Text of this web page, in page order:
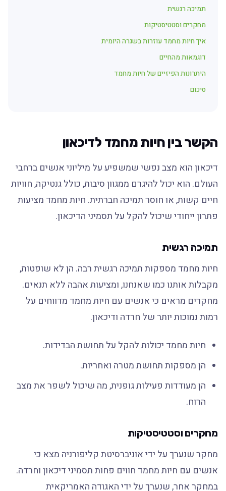
תמיכה רגשית
מחקרים וסטטיסטיקות
איך חיות מחמד עוזרות בשגרה היומית
דוגמאות מהחיים
היתרונות הפיזיים של חיות מחמד
סיכום
הקשר בין חיות מחמד לדיכאון
דיכאון הוא מצב נפשי שמשפיע על מיליוני אנשים ברחבי
העולם. הוא יכול להיגרם ממגוון סיבות, כולל גנטיקה, חוויות
חיים קשות, או חוסר תמיכה חברתית. חיות מחמד מציעות
פתרון ייחודי שיכול להקל על תסמיני הדיכאון.
תמיכה רגשית
חיות מחמד מספקות תמיכה רגשית רבה. הן לא שופטות,
מקבלות אותנו כמו שאנחנו, ומציעות אהבה ללא תנאים.
מחקרים מראים כי אנשים עם חיות מחמד מדווחים על
רמות נמוכות יותר של חרדה ודיכאון.
חיות מחמד יכולות להקל על תחושת הבדידות.
הן מספקות תחושת מטרה ואחריות.
הן מעודדות פעילות גופנית, מה שיכול לשפר את מצב
הרוח.
מחקרים וסטטיסטיקות
מחקר שנערך על ידי אוניברסיטת קליפורניה מצא כי
אנשים עם חיות מחמד חווים פחות תסמיני דיכאון וחרדה.
במחקר אחר, שנערך על ידי האגודה האמריקאית